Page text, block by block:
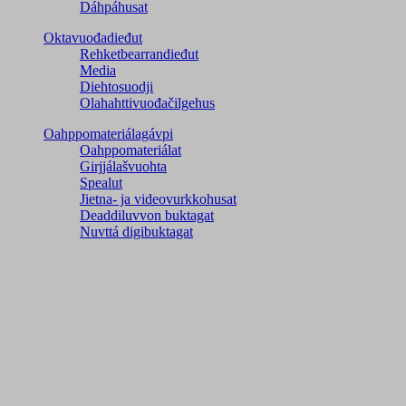
Dáhpáhusat
Oktavuođadieđut
Rehketbearrandieđut
Media
Diehtosuodji
Olahahttivuođačilgehus
Oahppomateriálagávpi
Oahppomateriálat
Girjjálašvuohta
Spealut
Jietna- ja videovurkkohusat
Deaddiluvvon buktagat
Nuvttá digibuktagat